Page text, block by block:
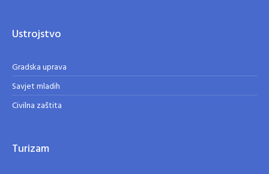
Ustrojstvo
Gradska uprava
Savjet mladih
Civilna zaštita
Turizam